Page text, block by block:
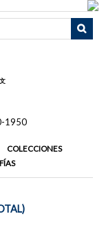
COLECCIONES